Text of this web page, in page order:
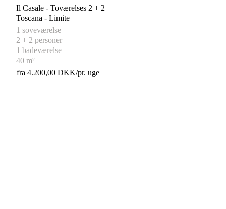
Il Casale - Toværelses 2 + 2
Toscana - Limite
1 soveværelse
2 + 2 personer
1 badeværelse
40 m²
fra 4.200,00 DKK/pr. uge